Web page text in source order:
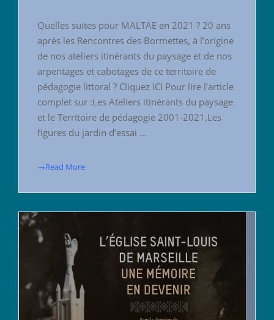
Quelles suites pour MALTAE en 2021 ? 20 ans
après les Rencontres des Bormettes, à l’origine
de nos ateliers itinérants du paysage et de nos
arpentages et cabotages de ce territoire de
pédagogie littoral ? Cliquez ICI Pour lire l’article
complet sur :Les Ateliers itinérants du paysage
et le Territoire de pédagogie 2001-2021,Les
figures du jardin d’essai …
→Read More